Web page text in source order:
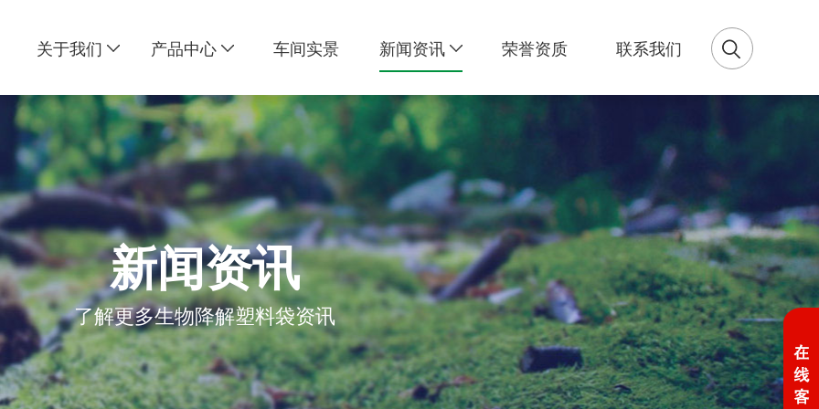
关于我们 产品中心 车间实景 新闻资讯 荣誉资质 联系我们
新闻资讯
了解更多生物降解塑料袋资讯